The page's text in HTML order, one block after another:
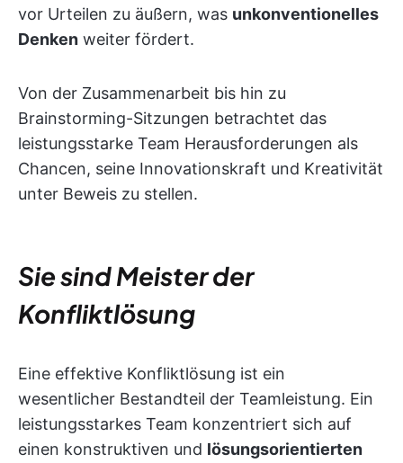
vor Urteilen zu äußern, was unkonventionelles
Denken weiter fördert.
Von der Zusammenarbeit bis hin zu
Brainstorming-Sitzungen betrachtet das
leistungsstarke Team Herausforderungen als
Chancen, seine Innovationskraft und Kreativität
unter Beweis zu stellen.
Sie sind Meister der
Konfliktlösung
Eine effektive Konfliktlösung ist ein
wesentlicher Bestandteil der Teamleistung. Ein
leistungsstarkes Team konzentriert sich auf
einen konstruktiven und lösungsorientierten